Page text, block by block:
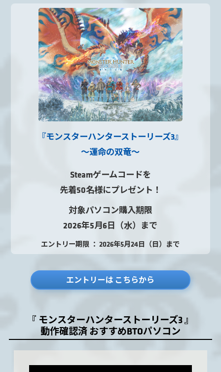
『モンスターハンターストーリーズ3』
～運命の双竜～
Steamゲームコードを
先着50名様にプレゼント！
対象パソコン購入期限
2026年5月6日（水）まで
エントリー期限 ： 2026年5月24日（日）まで
エントリーは こちらから
『 モンスターハンターストーリーズ3 』
動作確認済 おすすめBTOパソコン